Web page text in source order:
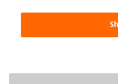
वसूली का खर्च लगाकर यह
को तहसीलदार सचिन